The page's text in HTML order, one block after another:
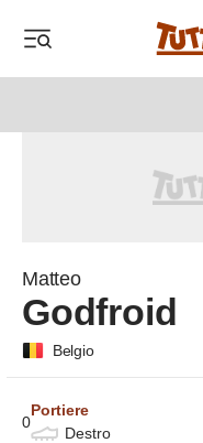
Matteo
Godfroid
Belgio
0
Portiere
Destro